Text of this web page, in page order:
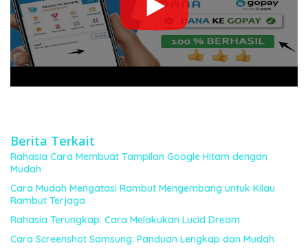
Berita Terkait
Rahasia Cara Membuat Tampilan Google Hitam dengan
Mudah
Cara Mudah Mengatasi Rambut Mengembang untuk Kilau
Rambut Terjaga
Rahasia Terungkap: Cara Melakukan Lucid Dream
Cara Screenshot Samsung: Panduan Lengkap dan Mudah